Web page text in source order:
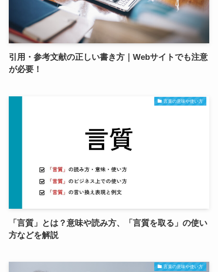
引用・参考文献の正しい書き方｜Webサイトでも注意
が必要！
言葉の意味や使い方
「言質」とは？意味や読み方、「言質を取る」の使い
方などを解説
言葉の意味や使い方